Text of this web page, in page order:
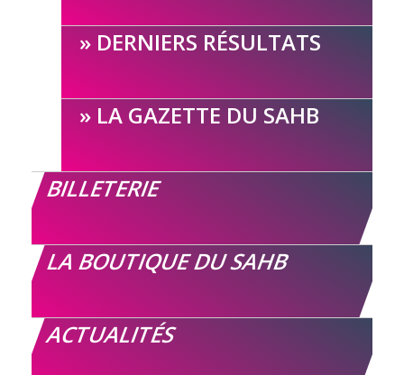
DERNIERS RÉSULTATS
LA GAZETTE DU SAHB
BILLETERIE
LA BOUTIQUE DU SAHB
ACTUALITÉS